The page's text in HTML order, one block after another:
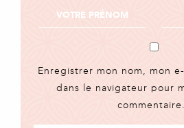
Enregistrer mon nom, mon
dans le navigateur pour
commentaire.